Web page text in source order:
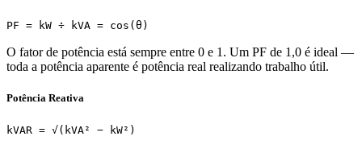
PF = kW ÷ kVA = cos(θ)
O fator de potência está sempre entre 0 e 1. Um PF de 1,0 é ideal —
toda a potência aparente é potência real realizando trabalho útil.
Potência Reativa
kVAR = √(kVA² − kW²)